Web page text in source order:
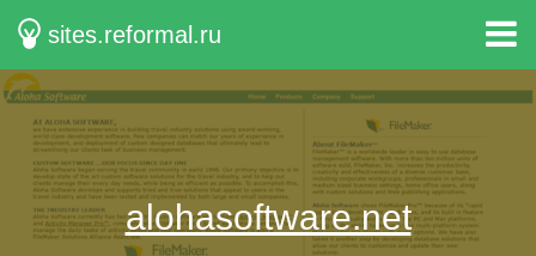
sites.reformal.ru
alohasoftware.net